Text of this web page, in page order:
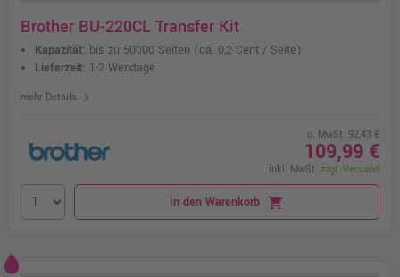
Brother BU-220CL Transfer Kit
Kapazität: bis zu 50000 Seiten (ca. 0,2 Cent / Seite)
Lieferzeit: 1-2 Werktage
mehr Details chevron_right
o. MwSt. 92,43 €
109,99 €
inkl. MwSt. zzgl. Versand
In den Warenkorb shopping_cart